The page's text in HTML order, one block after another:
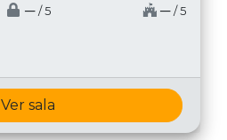
─ / 5 ─ / 5
Ver sala